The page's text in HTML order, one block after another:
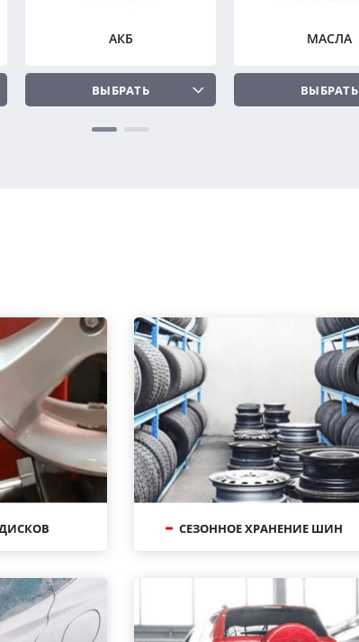
АКБ
ВЫБРАТЬ
МАСЛА
ВЫБРАТЬ
СЕЗОННОЕ ХРАНЕНИЕ ШИН